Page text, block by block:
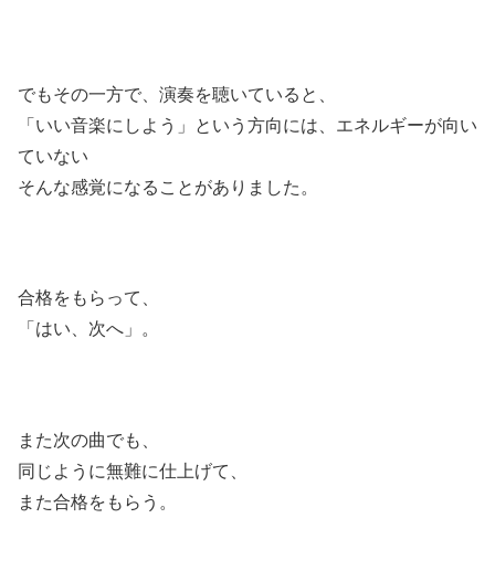
でもその一方で、演奏を聴いていると、
「いい音楽にしよう」という方向には、エネルギーが向い
ていない
そんな感覚になることがありました。
合格をもらって、
「はい、次へ」。
また次の曲でも、
同じように無難に仕上げて、
また合格をもらう。